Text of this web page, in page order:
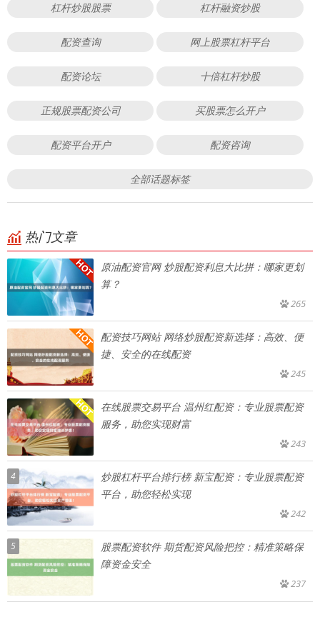
杠杆炒股股票 杠杆融资炒股
配资查询 网上股票杠杆平台
配资论坛 十倍杠杆炒股
正规股票配资公司 买股票怎么开户
配资平台开户 配资咨询
全部话题标签
热门文章
原油配资官网 炒股配资利息大比拼：哪家更划
算？
265
配资技巧网站 网络炒股配资新选择：高效、便
捷、安全的在线配资
245
在线股票交易平台 温州红配资：专业股票配资
服务，助您实现财富
243
4
炒股杠杆平台排行榜 新宝配资：专业股票配资
平台，助您轻松实现
242
5
股票配资软件 期货配资风险把控：精准策略保
障资金安全
237